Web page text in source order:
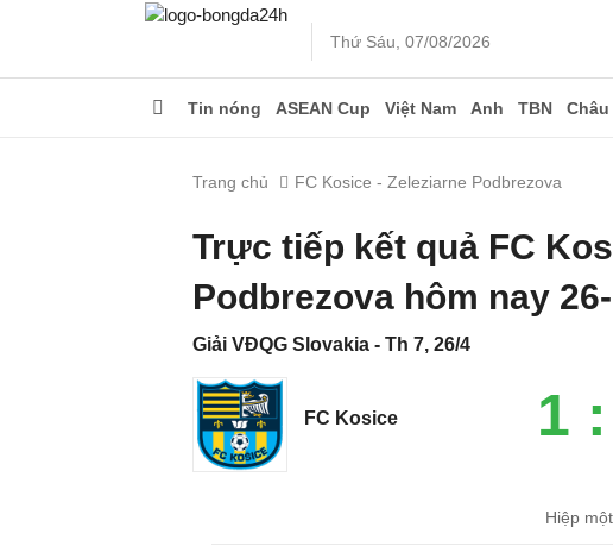
Thứ Sáu, 07/08/2026
Tin nóng ASEAN Cup Việt Nam Anh TBN Châu
Trang chủ FC Kosice - Zeleziarne Podbrezova
Trực tiếp kết quả FC
Podbrezova hôm nay
Giải VĐQG Slovakia - Th 7, 26/4
FC Kosice 1
Hiệp